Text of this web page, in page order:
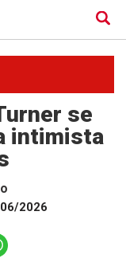
se
intimista
2026